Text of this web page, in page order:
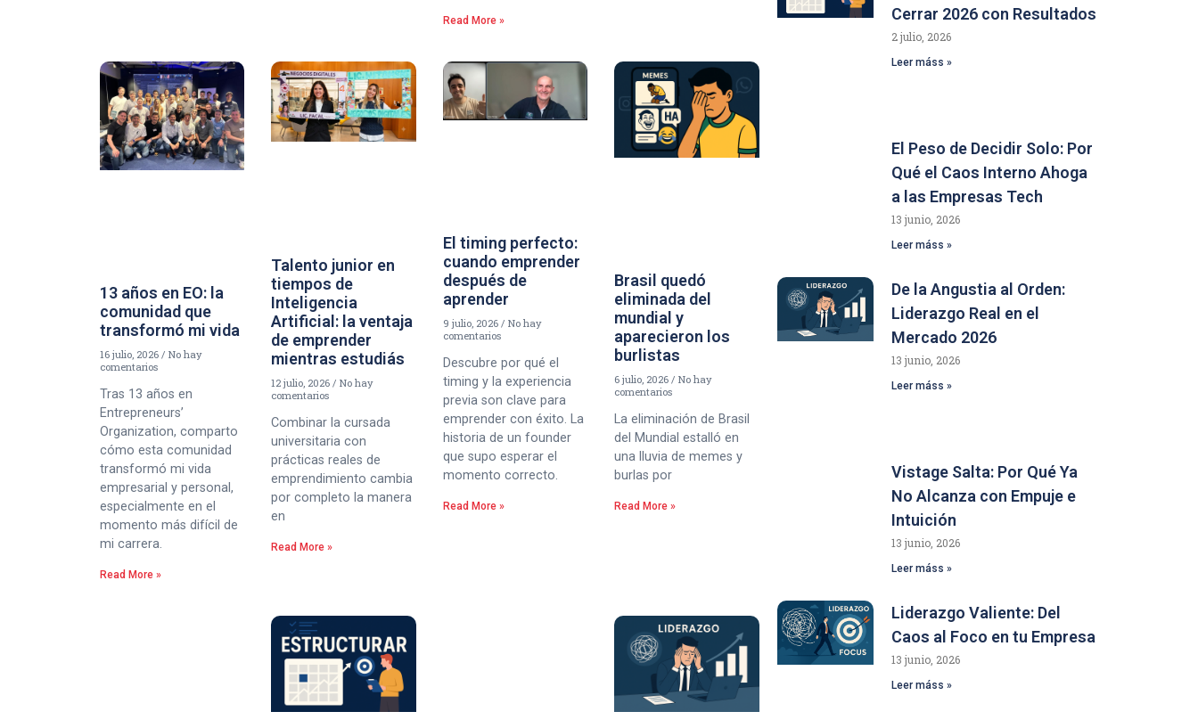
Read More »
13 años en EO: la
comunidad que
transformó mi vida
16 julio, 2026
No hay
comentarios
Tras 13 años en
Entrepreneurs’
Organization, comparto
cómo esta comunidad
transformó mi vida
empresarial y personal,
especialmente en el
momento más difícil de
mi carrera.
Read More »
Talento junior en
tiempos de
Inteligencia
Artificial: la ventaja
de emprender
mientras estudiás
12 julio, 2026 No hay
comentarios
Combinar la cursada
universitaria con
prácticas reales de
emprendimiento cambia
por completo la manera
en
Read More »
El timing perfecto:
cuando emprender
después de
aprender
9 julio, 2026
No hay
comentarios
Descubre por qué el
timing y la experiencia
previa son clave para
emprender con éxito. La
historia de un founder
que supo esperar el
momento correcto.
Read More »
Brasil quedó
eliminada del
mundial y
aparecieron los
burlistas
6 julio, 2026 No hay
comentarios
La eliminación de Brasil
del Mundial estalló en
una lluvia de memes y
burlas por
Read More »
Cerrar 2026 con Resultados
2 julio, 2026
Leer máss »
El Peso de Decidir Solo: Por
Qué el Caos Interno Ahoga
a las Empresas Tech
13 junio, 2026
Leer máss »
De la Angustia al Orden:
Liderazgo Real en el
Mercado 2026
13 junio, 2026
Leer máss »
Vistage Salta: Por Qué Ya
No Alcanza con Empuje e
Intuición
13 junio, 2026
Leer máss »
Liderazgo Valiente: Del
Caos al Foco en tu Empresa
13 junio, 2026
Leer máss »